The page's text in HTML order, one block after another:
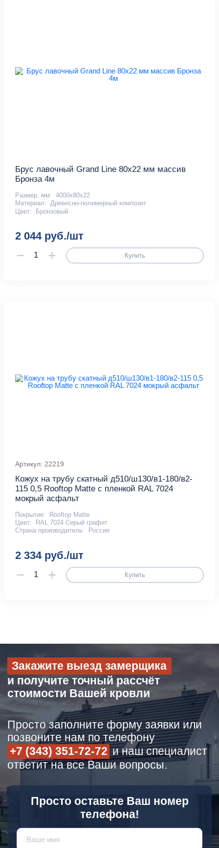
Брус лавочный Grand Line 80х22 мм массив
Бронза 4м
Размер, мм: 4000х80х22
Материал: Древесно-полимерный композит
Цвет:
Бронзовый
2 044 руб./шт
Купить
Артикул: 22219
Кожух на трубу скатный д510/ш130/в1-180/в2-
115 0,5 Rooftop Matte с пленкой RAL 7024
мокрый асфальт
Покрытие:
Rooftop Matte
Цвет:
RAL 7024 Серый графит
Страна производитель:
Россия
2 334 руб./шт
Купить
Закажите выезд замерщика
и получите точный рассчёт
стоимости Вашей кровли
Просто заполните форму заявки или
позвоните нам по телефону
+7 (343) 351-72-72 и наш специалист
ответит на все Ваши вопросы.
Просто оставьте Ваш номер
телефона!